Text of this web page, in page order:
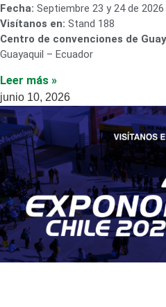
Fecha: Septiembre 23 y 24 de 2026
Visítanos en: Stand 188
Centro de convenciones de
Guayaquil – Ecuador
Leer más »
junio 10, 2026